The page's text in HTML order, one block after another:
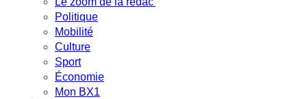
Politique
Mobilité
Culture
Sport
Économie
Mon BX1